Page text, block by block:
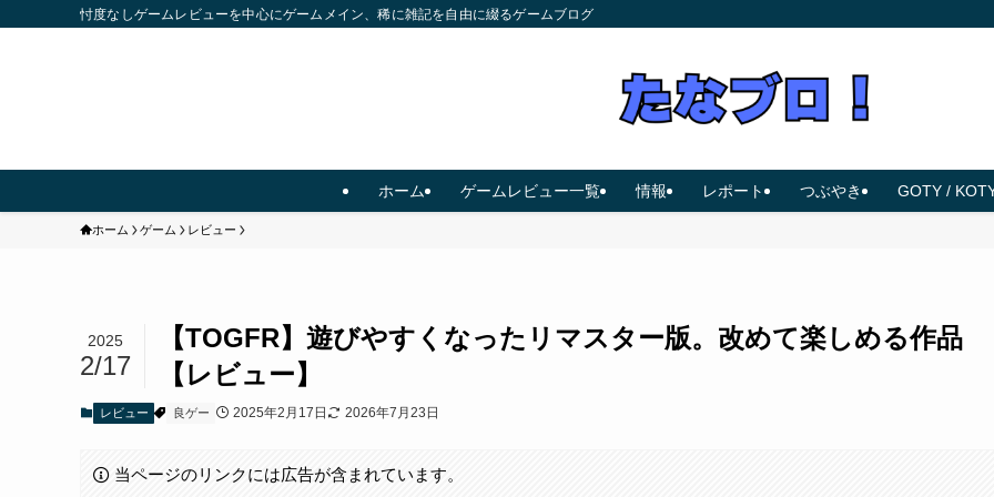
忖度なしゲームレビューを中心にゲームメイン、稀に雑記を自由に綴るゲームブログ
ホーム ゲームレビュー一覧 情報 レポート つぶやき GOTY /
ホーム ゲーム レビュー
【TOGFR】遊びやすくなったリマスター版。改めて楽しめる作品
【レビュー】
2025
2/17
レビュー 良ゲー 2025年2月17日 2026年7月23日
当ページのリンクには広告が含まれています。